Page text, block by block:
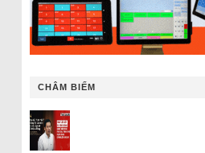
CHÂM BIẾM